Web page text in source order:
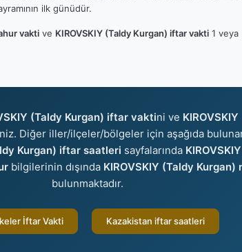
ilk günüdür.
vakti ve KIROVSKIY (Taldy Kurgan) iftar vakti 1 veya
(Taldy Kurgan) iftar vaktini ve
Diğer iller/ilçeler/bölgeler için aşağıda
Kurgan) iftar saatleri sayfalarında
bilgilerinin dışında KIROVSKIY (Taldy
bulunmaktadır.
İftar Vakti Kazakistan iftar saatleri